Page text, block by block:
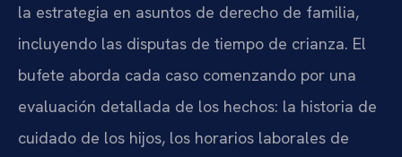
la estrategia en asuntos de derecho de familia,
incluyendo las disputas de tiempo de crianza. El
bufete aborda cada caso comenzando por una
evaluación detallada de los hechos: la historia de
cuidado de los hijos, los horarios laborales de